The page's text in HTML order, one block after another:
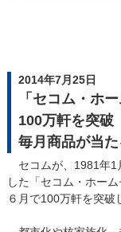
2014年7月25日
「セコム・ホ
100万軒を突破
毎月商品が当
セコムが、1981年1
した「セコム・ホー
６月で100万軒を突破